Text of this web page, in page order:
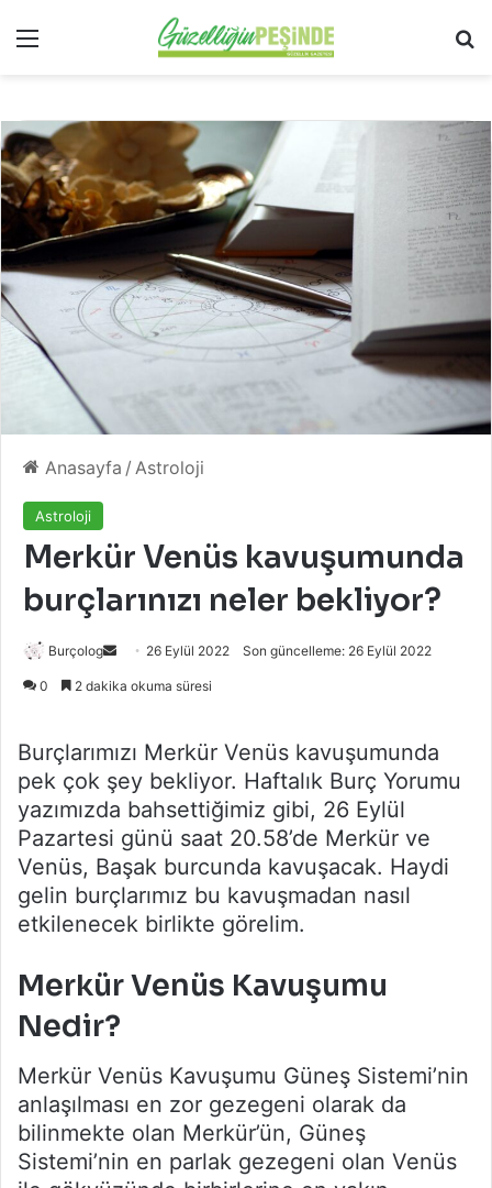
Menü
Anasayfa / Astroloji
Astroloji
Merkür Venüs kavuşumunda
burçlarınızı neler bekliyor?
Burçolog
Bir
26 Eylül 2022 Son güncelleme: 26 Eylül 2022
0 2 dakika okuma süresi
Burçlarımızı Merkür Venüs kavuşumunda
pek çok şey bekliyor. Haftalık Burç Yorumu
yazımızda bahsettiğimiz gibi, 26 Eylül
Pazartesi günü saat 20.58’de Merkür ve
Venüs, Başak burcunda kavuşacak. Haydi
gelin burçlarımız bu kavuşmadan nasıl
etkilenecek birlikte görelim.
Merkür Venüs Kavuşumu
Nedir?
Merkür Venüs Kavuşumu Güneş Sistemi’nin
anlaşılması en zor gezegeni olarak da
bilinmekte olan Merkür’ün, Güneş
Sistemi’nin en parlak gezegeni olan Venüs